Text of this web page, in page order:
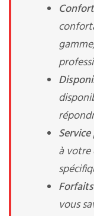
à votre
vous